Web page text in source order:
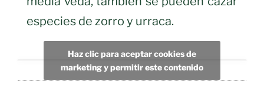
especies de zorro y urraca.
Haz clic para aceptar cookies de
marketing y permitir este contenido